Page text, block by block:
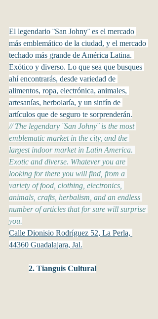
El legendario ¨San Johny¨ es el mercado
más emblemático de la ciudad, y el mercado
techado más grande de América Latina.
Exótico y diverso. Lo que sea que busques
ahí encontrarás, desde variedad de
alimentos, ropa, electrónica, animales,
artesanías, herbolaría, y un sinfín de
artículos que de seguro te sorprenderán.
// The legendary ¨San Johny¨ is the most
emblematic market in the city, and the
largest indoor market in Latin America.
Exotic and diverse. Whatever you are
looking for there you will find, from a
variety of food, clothing, electronics,
animals, crafts, herbalism, and an endless
number of articles that for sure will surprise
you.
Calle Dionisio Rodríguez 52, La Perla,
44360 Guadalajara, Jal.
2. Tianguis Cultural